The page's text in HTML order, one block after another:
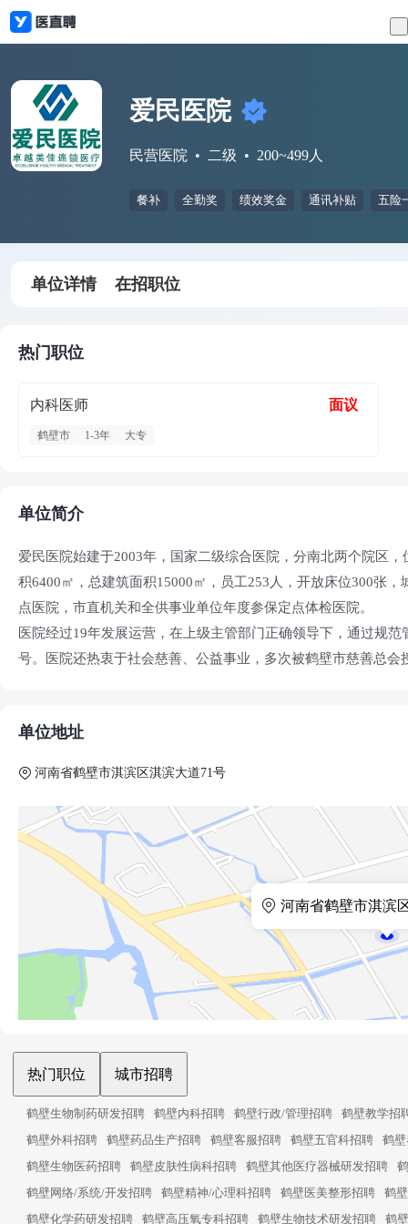
爱民医院
民营医院 二级 200~499人
餐补 全勤奖 绩效奖金 通讯补贴 五险
单位详情 在招职位
热门职位
内科医师 面议
鹤壁市 1-3年 大专
单位简介
爱民医院始建于2003年，国家二级综合医院，分南北两个院区
积6400㎡，总建筑面积15000㎡，员工253人，开放床位300张
点医院，市直机关和全供事业单位年度参保定点体检医院。
医院经过19年发展运营，在上级主管部门正确领导下，通过规
号。医院还热衷于社会慈善、公益事业，多次被鹤壁市慈善总
单位地址
河南省鹤壁市淇滨区淇滨大道71号
河南省鹤壁市淇滨
热门职位 城市招聘
鹤壁生物制药研发招聘 鹤壁内科招聘 鹤壁行政/管理招聘
鹤壁教学招
鹤壁外科招聘
鹤壁药品生产招聘 鹤壁客服招聘 鹤壁五官科招聘
鹤
鹤壁生物医药招聘
鹤壁皮肤性病科招聘 鹤壁其他医疗器械研发招聘
鹤壁网络/系统/开发招聘
鹤壁精神/心理科招聘 鹤壁医美整形招聘
鹤
鹤壁化学药研发招聘
鹤壁高压氧专科招聘 鹤壁生物技术研发招聘 鹤